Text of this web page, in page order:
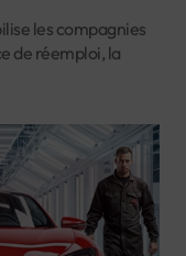
les compagnies
de réemploi, la